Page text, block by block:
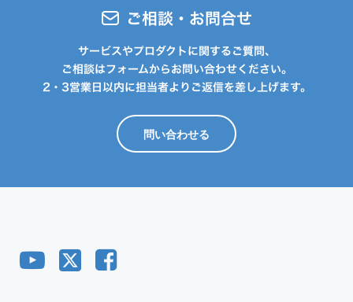
ご相談・お問合せ
サービスやプロダクトに関するご質問、
ご相談はフォームからお問い合わせください。
2・3営業日以内に担当者よりご返信を差し上げます。
問い合わせる